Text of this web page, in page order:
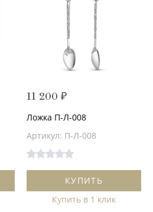
11 200 ₽
Ложка П-Л-008
Артикул: П-Л-008
КУПИТЬ
Купить в 1 клик